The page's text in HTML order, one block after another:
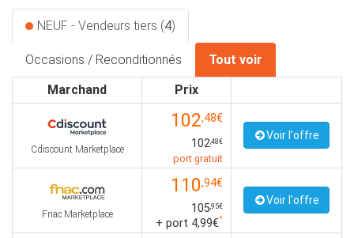
NEUF - Vendeurs tiers (4)
Occasions / Reconditionnés
Tout voir
Marchand
Prix
Cdiscount Marketplace
102,48€
102,48€
port gratuit
Voir l'offre
Fnac Marketplace
110,94€
105,95€
+ port 4,99€*
Voir l'offre